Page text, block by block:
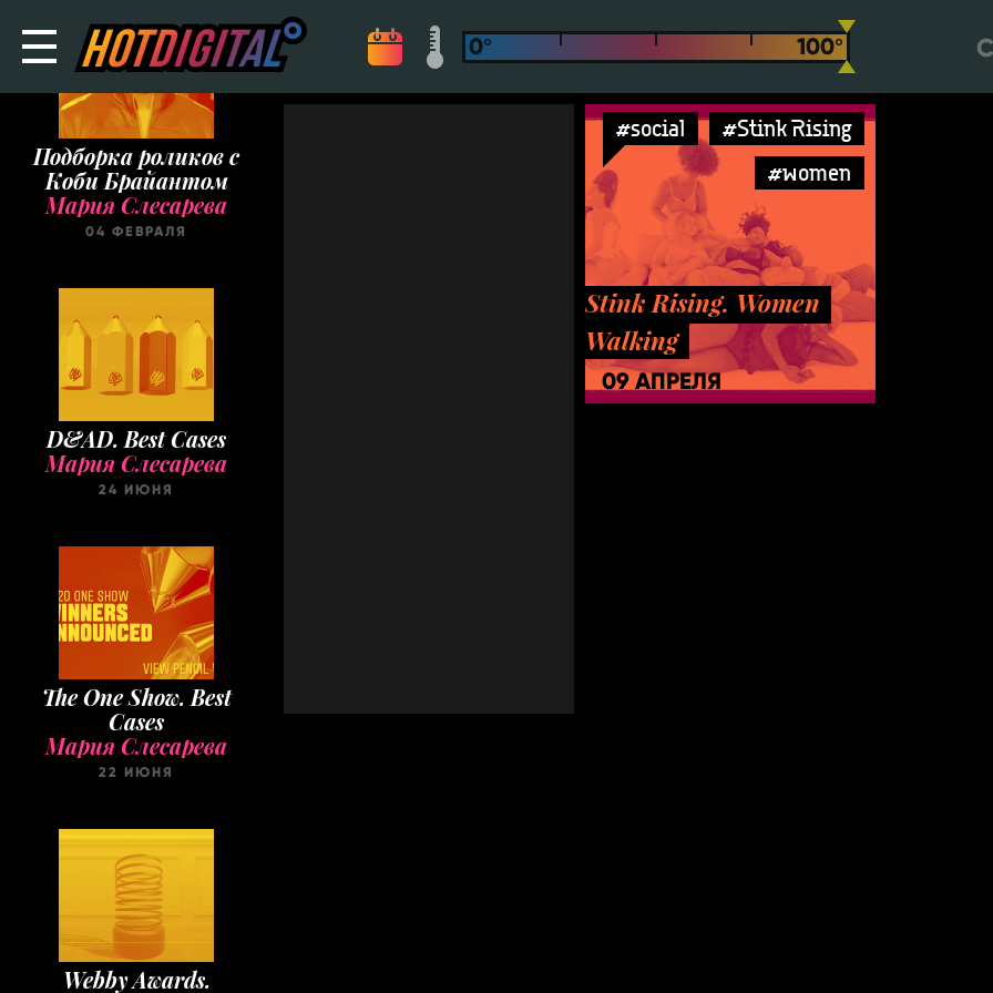
Подборка роликов с
Коби Брайантом
Мария Слесарева
04 ФЕВРАЛЯ
D&AD. Best Cases
Мария Слесарева
24 ИЮНЯ
The One Show. Best
Cases
Мария Слесарева
22 ИЮНЯ
Webby Awards.
#social
#Stink Rising
#women
Stink Rising. Women
Walking
09 АПРЕЛЯ